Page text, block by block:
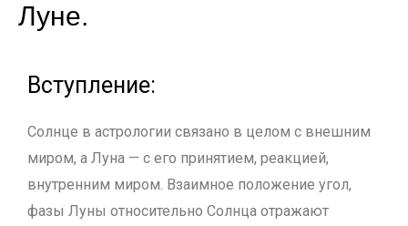
Луне.
Вступление:
Солнце в астрологии связано в целом с внешним
миром, а Луна — с его принятием, реакцией,
внутренним миром. Взаимное положение угол,
фазы Луны относительно Солнца отражают